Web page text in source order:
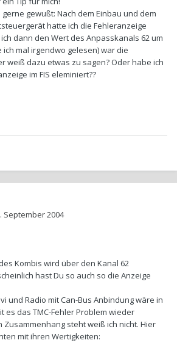
gewußt: Nach dem Einbau und dem
hatte ich die Fehleranzeige
dann den Wert des Anpasskanals 62 um
mal irgendwo gelesen) war die
weiß dazu etwas zu sagen? Oder habe ich
im FIS eleminiert??
September 2004
Kombis wird über den Kanal 62
hast Du so auch so die Anzeige
und Radio mit Can-Bus Anbindung wäre in
es das TMC-Fehler Problem wieder
steht weiß ich nicht. Hier
mit ihren Wertigkeiten: